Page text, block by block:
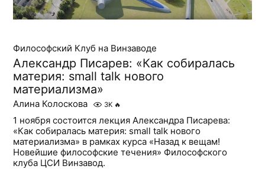
Философский Клуб на Винзаводе
Александр Писарев: «Как собиралась
материя: small talk нового
материализма»
Алина Колоскова 3K 🔥
1 ноября состоится лекция Александра Писарева:
«Как собиралась материя: small talk нового
материализма» в рамках курса «Назад к вещам!
Новейшие философские течения» Философского
клуба ЦСИ Винзавод.